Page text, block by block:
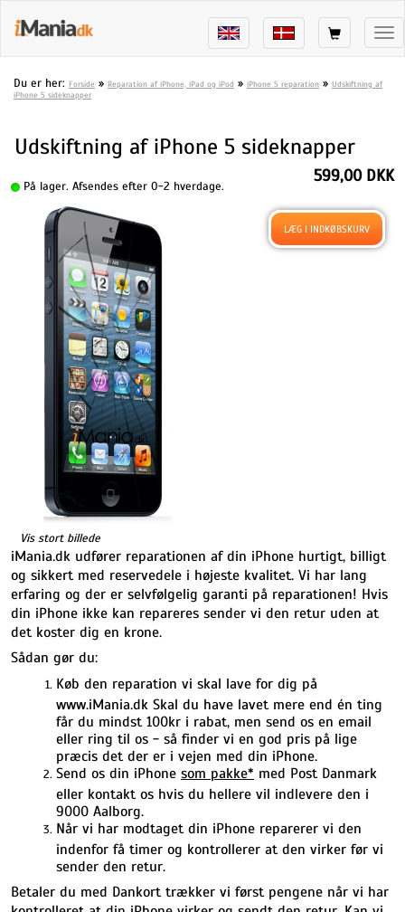
Du er her: Forside » Reparation af iPhone, iPad og iPod » iPhone 5 reparation » Udskiftning af
iPhone 5 sideknapper
Udskiftning af iPhone 5 sideknapper
På lager. Afsendes efter 0-2 hverdage.
Vis stort billede
599,00 DKK
iMania.dk udfører reparationen af din iPhone hurtigt, billigt
og sikkert med reservedele i højeste kvalitet. Vi har lang
erfaring og der er selvfølgelig garanti på reparationen! Hvis
din iPhone ikke kan repareres sender vi den retur uden at
det koster dig en krone.
Sådan gør du:
Køb den reparation vi skal lave for dig på
www.iMania.dk Skal du have lavet mere end én ting
får du mindst 100kr i rabat, men send os en email
eller ring til os - så finder vi en god pris på lige
præcis det der er i vejen med din iPhone.
Send os din iPhone som pakke* med Post Danmark
eller kontakt os hvis du hellere vil indlevere den i
9000 Aalborg.
Når vi har modtaget din iPhone reparerer vi den
indenfor få timer og kontrollerer at den virker før vi
sender den retur.
Betaler du med Dankort trækker vi først pengene når vi har